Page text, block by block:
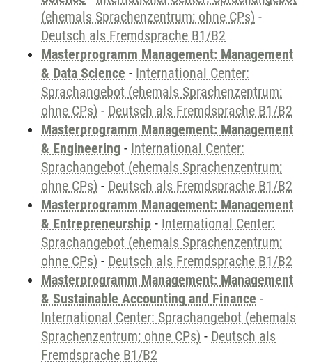
(ehemals Sprachenzentrum; ohne CPs) -
Deutsch als Fremdsprache B1/B2
Masterprogramm Management: Management
& Data Science - International Center:
Sprachangebot (ehemals Sprachenzentrum;
ohne CPs) - Deutsch als Fremdsprache B1/B2
Masterprogramm Management: Management
& Engineering - International Center:
Sprachangebot (ehemals Sprachenzentrum;
ohne CPs) - Deutsch als Fremdsprache B1/B2
Masterprogramm Management: Management
& Entrepreneurship - International Center:
Sprachangebot (ehemals Sprachenzentrum;
ohne CPs) - Deutsch als Fremdsprache B1/B2
Masterprogramm Management: Management
& Sustainable Accounting and Finance -
International Center: Sprachangebot (ehemals
Sprachenzentrum; ohne CPs) - Deutsch als
Fremdsprache B1/B2